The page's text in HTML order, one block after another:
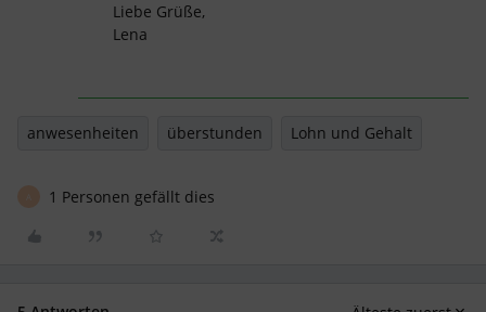
Liebe Grüße,
Lena
anwesenheiten überstunden Lohn und Gehalt
1 Personen gefällt dies